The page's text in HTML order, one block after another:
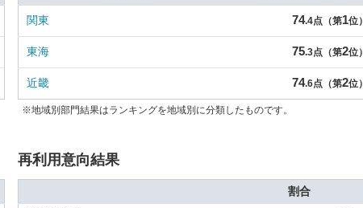
関東 74.4点（第1位）
東海 75.3点（第2位）
近畿 74.6点（第2位）
※地域別部門結果はランキングを地域別に分類したものです。
再利用意向結果
割合